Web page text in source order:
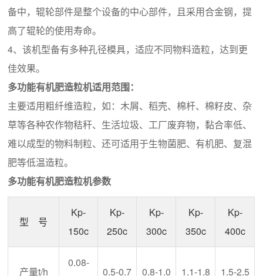
备中，辊轮部件是整个设备的中心部件，且采用合金钢，提
高了辊轮的使用寿命。
4、该机型备有多种孔径模具，适应不同物料造粒，达到更
佳效果。
多功能有机肥造粒机适用范围：
主要适用粗纤维造粒，如：木屑、稻壳、棉杆、棉籽皮、杂
草等各种农作物秸秆、生活垃圾、工厂废弃物，黏合率低、
难以成型的物料制粒、还可适用于生物菌肥、有机肥、复混
肥等低温造粒。
多功能有机肥造粒机参数
型 号
Kp-
150c
Kp-
250c
Kp-
300c
Kp-
350c
Kp-
400c
产量t/h
0.08-
0.5-0.7 0.8-1.0 1.1-1.8 1.5-2.5